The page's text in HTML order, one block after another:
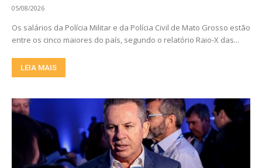
05/08/2026
Os salários da Polícia Militar e da Polícia Civil de Mato Grosso estão
entre os cinco maiores do país, segundo o relatório Raio-X das...
LEIA MAIS